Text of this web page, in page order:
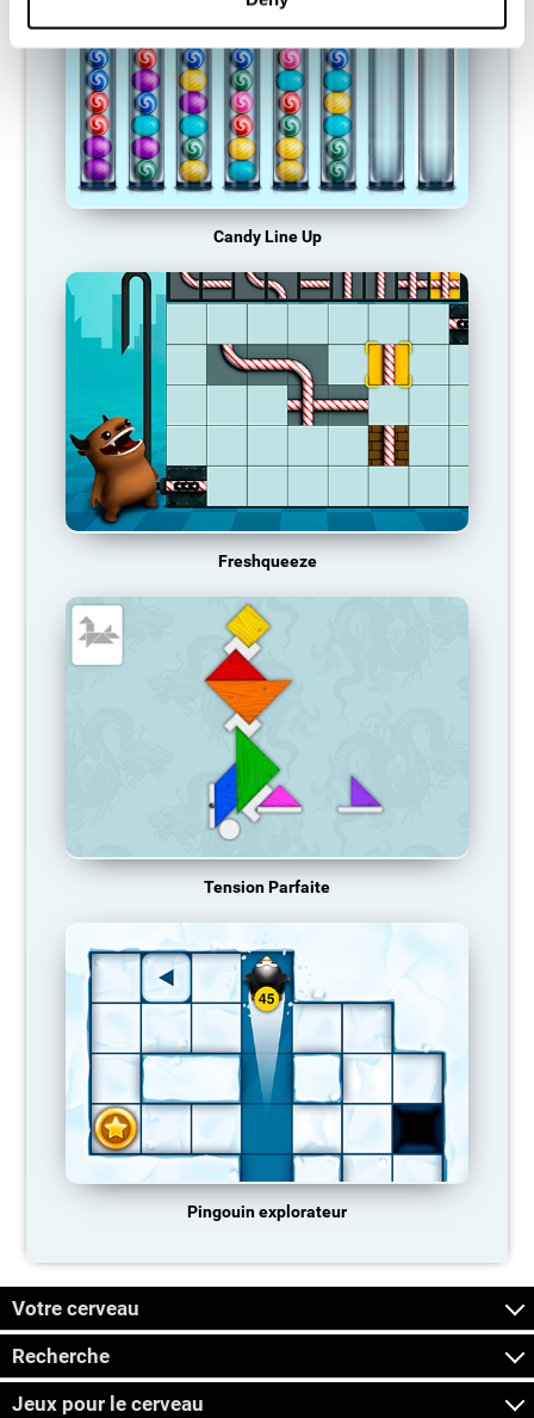
Candy Line Up
Freshqueeze
Tension Parfaite
Pingouin explorateur
Votre cerveau
Recherche
Jeux pour le cerveau